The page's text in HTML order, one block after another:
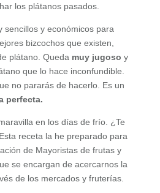
los plátanos pasados.
sencillos y económicos para
bizcochos que existen,
plátano. Queda muy jugoso y
que lo hace inconfundible.
no pararás de hacerlo. Es un
perfecta.
en los días de frío. ¿Te
receta la he preparado para
de Mayoristas de frutas y
se encargan de acercarnos la
de los mercados y fruterías.